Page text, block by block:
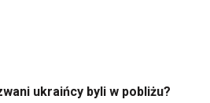
ukraińcy byli w pobliżu?